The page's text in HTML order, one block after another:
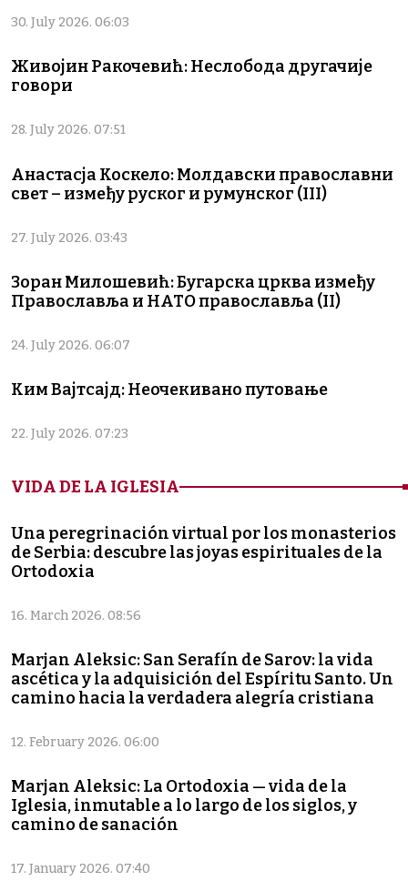
30. July 2026. 06:03
Живојин Ракочевић: Неслобода другачије
говори
28. July 2026. 07:51
Анастасја Коскело: Молдавски православни
свет – између руског и румунског (III)
27. July 2026. 03:43
Зоран Милошевић: Бугарска црква између
Православља и НАТО православља (II)
24. July 2026. 06:07
Ким Вајтсајд: Неочекивано путовање
22. July 2026. 07:23
VIDA DE LA IGLESIA
Una peregrinación virtual por los monasterios
de Serbia: descubre las joyas espirituales de la
Ortodoxia
16. March 2026. 08:56
Marjan Aleksic: San Serafín de Sarov: la vida
ascética y la adquisición del Espíritu Santo. Un
camino hacia la verdadera alegría cristiana
12. February 2026. 06:00
Marjan Aleksic: La Ortodoxia — vida de la
Iglesia, inmutable a lo largo de los siglos, y
camino de sanación
17. January 2026. 07:40